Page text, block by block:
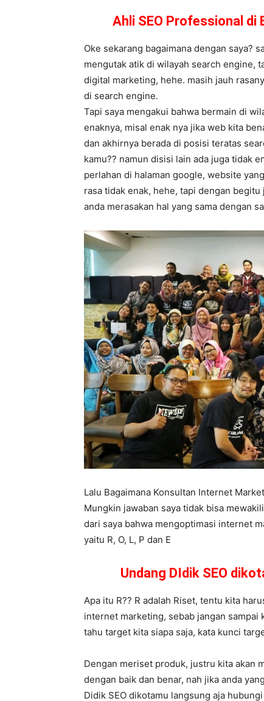
Ahli SEO Professional di
Oke sekarang bagaimana dengan saya?
mengutak atik di wilayah search engine,
digital marketing, hehe. masih jauh
di search engine.
Tapi saya mengakui bahwa bermain di
enaknya, misal enak nya jika web kita
dan akhirnya berada di posisi teratas
kamu?? namun disisi lain ada juga tidak
perlahan di halaman google, website
rasa tidak enak, hehe, tapi dengan
anda merasakan hal yang sama dengan
Lalu Bagaimana Konsultan Internet
Mungkin jawaban saya tidak bisa
dari saya bahwa mengoptimasi internet
yaitu R, O, L, P dan E
Undang DIdik SEO
Apa itu R?? R adalah Riset, tentu kita
internet marketing, sebab jangan
tahu target kita siapa saja, kata kunci
Dengan meriset produk, justru kita akan
dengan baik dan benar, nah jika anda
Didik SEO dikotamu langsung aja